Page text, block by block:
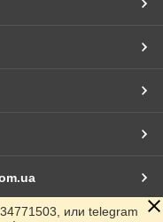
или telegram